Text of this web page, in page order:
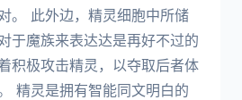
。 此外边，精灵细胞中所储
于魔族来表达达是再好不过的
积极攻击精灵，以夺取后者体
精灵是拥有智能同文明白的